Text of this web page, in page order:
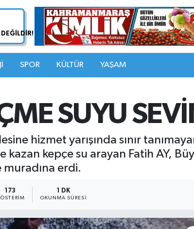
SPOR KÜLTÜR YAŞAM
SUYU
hizmet yarışında sınır
kepçe su arayan Fatih AY,
erdi.
173 1 DK
OKUNMA SÜRESI